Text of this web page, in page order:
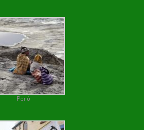
Perú